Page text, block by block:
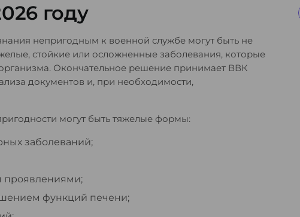
году
непригодным к военной службе могут быть не
стойкие или осложненные заболевания, которые
Окончательное решение принимает ВВК
документов и, при необходимости,
могут быть тяжелые формы:
заболеваний;
функций печени;